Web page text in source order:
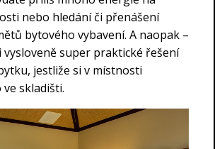
nebo hledání či přenášení
bytového vybavení. A naopak –
super praktické řešení
jestliže si v místnosti
skladišti.